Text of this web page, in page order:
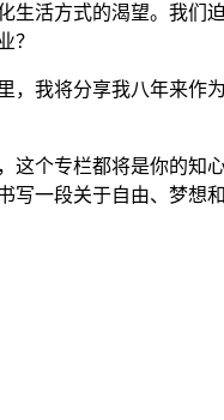
活方式的渴望。我
？
，我将分享我八年来
个专栏都将是你的
一段关于自由、梦想